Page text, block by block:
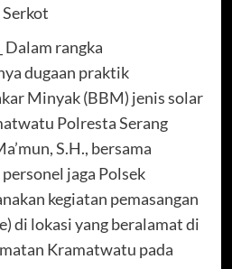
Dalam rangka
dugaan praktik
Minyak (BBM) jenis solar
Polresta Serang
S.H., bersama
jaga Polsek
kegiatan pemasangan
di lokasi yang beralamat di
Kramatwatu pada